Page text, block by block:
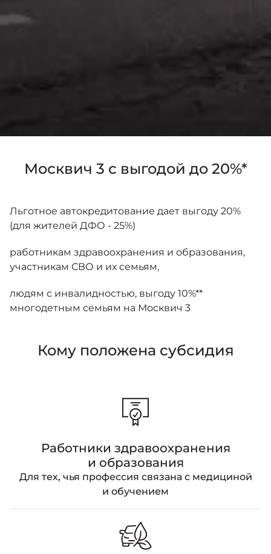
Москвич 3 с выгодой до 20%*
Льготное автокредитование дает выгоду 20%
(для жителей ДФО - 25%)
работникам здравоохранения и образования,
участникам СВО и их семьям,
людям с инвалидностью, выгоду 10%**
многодетным семьям на Москвич 3
Кому положена субсидия
Работники здравоохранения
и образования
Для тех, чья профессия связана с медициной
и обучением